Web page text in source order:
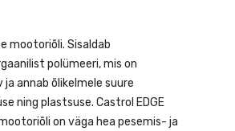
mootoriõli. Sisaldab
polümeeri, mis on
annab õlikelmele suure
ning plastsuse. Castrol EDGE
mootoriõli on väga hea pesemis- ja